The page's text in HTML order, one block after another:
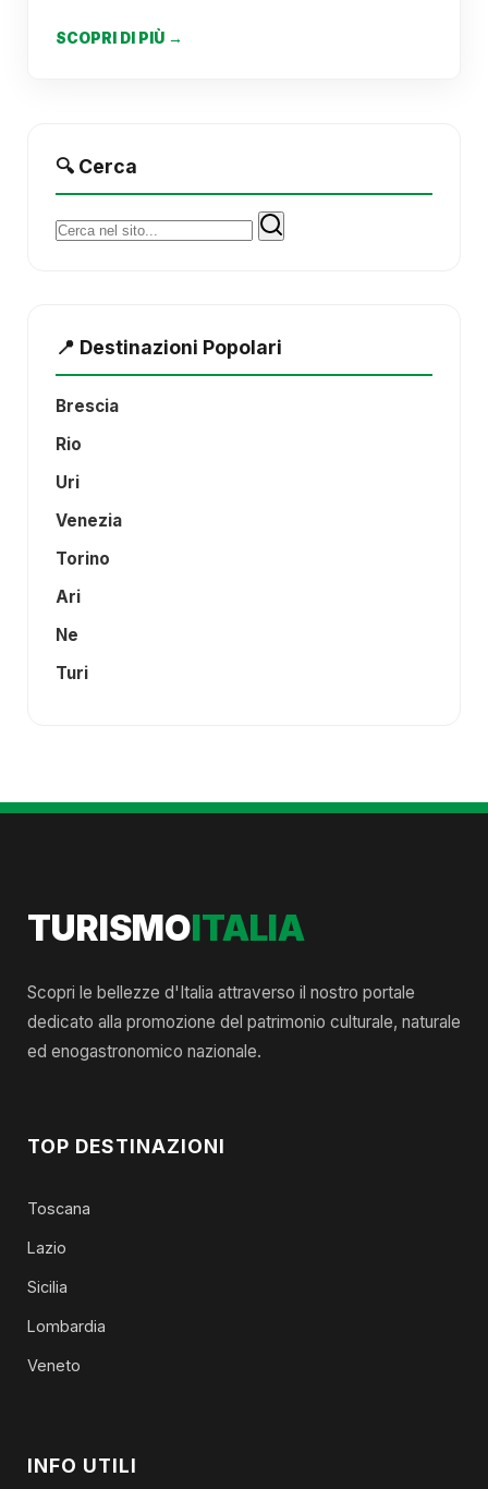
SCOPRI DI PIÙ →
🔍 Cerca
Cerca:
📍 Destinazioni Popolari
Brescia
Rio
Uri
Venezia
Torino
Ari
Ne
Turi
TURISMOITALIA
Scopri le bellezze d'Italia attraverso il nostro portale
dedicato alla promozione del patrimonio culturale, naturale
ed enogastronomico nazionale.
TOP DESTINAZIONI
Toscana
Lazio
Sicilia
Lombardia
Veneto
INFO UTILI